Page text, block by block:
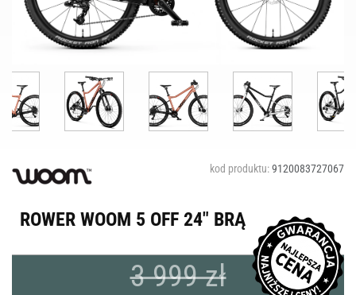
kod produktu:9120083727067
ROWER WOOM 5 OFF 24" BRĄ
3 999 zł